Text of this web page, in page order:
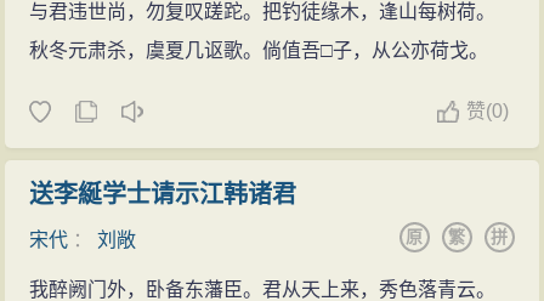
与君违世尚，勿复叹蹉跎。把钓徒缘木，逢山每树荷。
秋冬元肃杀，虞夏几讴歌。倘值吾□子，从公亦荷戈。
赞(0)
送李綖学士请示江韩诸君
宋代 ：刘敞 拼
繁
原
我醉阙门外，卧备东藩臣。君从天上来，秀色落青云。